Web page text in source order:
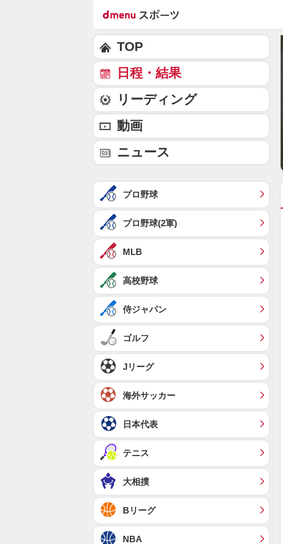
TOP
日程・結果
リーディング
動画
ニュース
プロ野球
プロ野球(2軍)
MLB
高校野球
侍ジャパン
ゴルフ
Jリーグ
海外サッカー
日本代表
テニス
大相撲
Bリーグ
NBA